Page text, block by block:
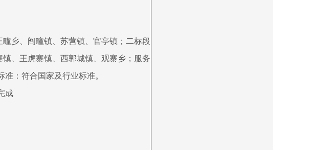
乡、阎疃镇、苏营镇、官亭镇；二标段
、王虎寨镇、西郭城镇、观寨乡；服务
：符合国家及行业标准。
成